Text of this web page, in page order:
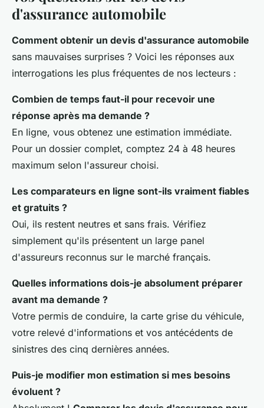
d'assurance automobile
Comment obtenir un devis d'assurance automobile
sans mauvaises surprises ? Voici les réponses aux
interrogations les plus fréquentes de nos lecteurs :
Combien de temps faut-il pour recevoir une
réponse après ma demande ?
En ligne, vous obtenez une estimation immédiate.
Pour un dossier complet, comptez 24 à 48 heures
maximum selon l'assureur choisi.
Les comparateurs en ligne sont-ils vraiment fiables
et gratuits ?
Oui, ils restent neutres et sans frais. Vérifiez
simplement qu'ils présentent un large panel
d'assureurs reconnus sur le marché français.
Quelles informations dois-je absolument préparer
avant ma demande ?
Votre permis de conduire, la carte grise du véhicule,
votre relevé d'informations et vos antécédents de
sinistres des cinq dernières années.
Puis-je modifier mon estimation si mes besoins
évoluent ?